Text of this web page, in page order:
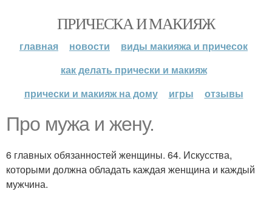
ПРИЧЕСКА И МАКИЯЖ
главная новости
виды макияжа и причесок
как делать прически и макияж
прически и макияж на дому
игры отзывы
Про мужа и жену.
6 главных обязанностей женщины. 64. Искусства,
которыми должна обладать каждая женщина и каждый
мужчина.